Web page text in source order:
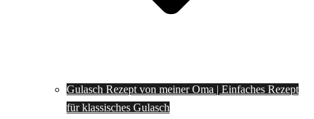
Gulasch Rezept von meiner Oma | Einfaches Rezept
für klassisches Gulasch